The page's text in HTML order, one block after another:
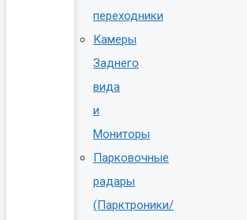
переходники
Камеры
Заднего
вида
и
Мониторы
Парковочные
радары
(Парктроники/